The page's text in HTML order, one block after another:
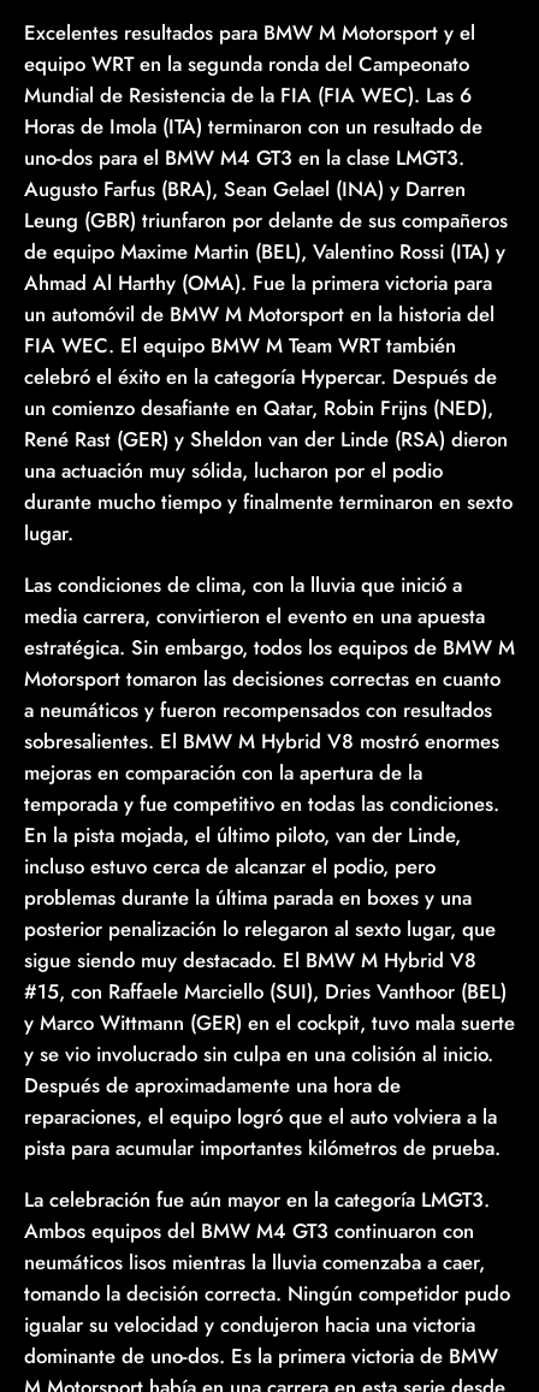
Excelentes resultados para BMW M Motorsport y el
equipo WRT en la segunda ronda del Campeonato
Mundial de Resistencia de la FIA (FIA WEC). Las 6
Horas de Imola (ITA) terminaron con un resultado de
uno-dos para el BMW M4 GT3 en la clase LMGT3.
Augusto Farfus (BRA), Sean Gelael (INA) y Darren
Leung (GBR) triunfaron por delante de sus compañeros
de equipo Maxime Martin (BEL), Valentino Rossi (ITA) y
Ahmad Al Harthy (OMA). Fue la primera victoria para
un automóvil de BMW M Motorsport en la historia del
FIA WEC. El equipo BMW M Team WRT también
celebró el éxito en la categoría Hypercar. Después de
un comienzo desafiante en Qatar, Robin Frijns (NED),
René Rast (GER) y Sheldon van der Linde (RSA) dieron
una actuación muy sólida, lucharon por el podio
durante mucho tiempo y finalmente terminaron en sexto
lugar.
Las condiciones de clima, con la lluvia que inició a
media carrera, convirtieron el evento en una apuesta
estratégica. Sin embargo, todos los equipos de BMW M
Motorsport tomaron las decisiones correctas en cuanto
a neumáticos y fueron recompensados con resultados
sobresalientes. El BMW M Hybrid V8 mostró enormes
mejoras en comparación con la apertura de la
temporada y fue competitivo en todas las condiciones.
En la pista mojada, el último piloto, van der Linde,
incluso estuvo cerca de alcanzar el podio, pero
problemas durante la última parada en boxes y una
posterior penalización lo relegaron al sexto lugar, que
sigue siendo muy destacado. El BMW M Hybrid V8
#15, con Raffaele Marciello (SUI), Dries Vanthoor (BEL)
y Marco Wittmann (GER) en el cockpit, tuvo mala suerte
y se vio involucrado sin culpa en una colisión al inicio.
Después de aproximadamente una hora de
reparaciones, el equipo logró que el auto volviera a la
pista para acumular importantes kilómetros de prueba.
La celebración fue aún mayor en la categoría LMGT3.
Ambos equipos del BMW M4 GT3 continuaron con
neumáticos lisos mientras la lluvia comenzaba a caer,
tomando la decisión correcta. Ningún competidor pudo
igualar su velocidad y condujeron hacia una victoria
dominante de uno-dos. Es la primera victoria de BMW